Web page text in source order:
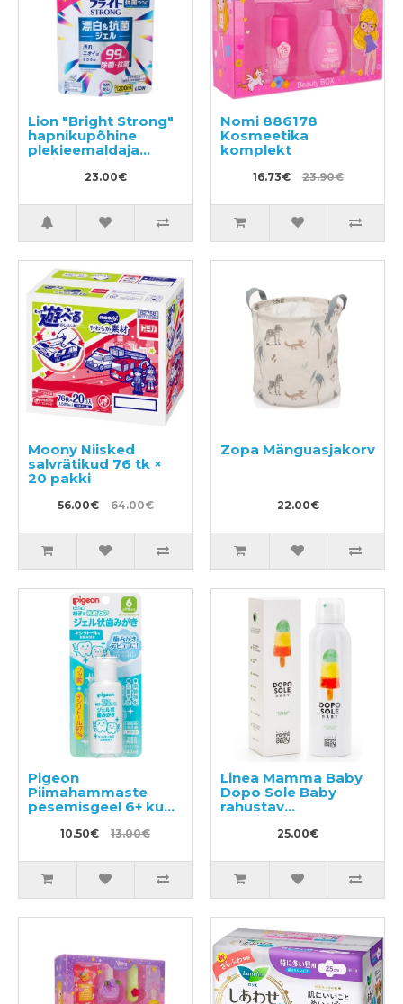
Lion "Bright Strong"
hapnikupõhine
plekieemaldaja
antibakteriaalse
toimega23.00€
Nomi 886178
Kosmeetika
komplekt
16.73€ 23.90€
Moony Niisked
salvrätikud 76 tk ×
20 pakki
56.00€ 64.00€
Zopa Mänguasjakorv
22.00€
Pigeon
Piimahammaste
pesemisgeel 6+ kuud
10.50€ 13.00€
Linea Mamma Baby
Dopo Sole Baby
rahustav
päevitusjärgne
emulsioon
sääskede eest 150ml
25.00€